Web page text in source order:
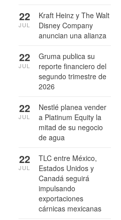
Kraft Heinz y The Walt
Disney Company
anuncian una alianza
22
JUL
Gruma publica su
reporte financiero del
segundo trimestre de
2026
22
JUL
Nestlé planea vender
a Platinum Equity la
mitad de su negocio
de agua
22
JUL
TLC entre México,
Estados Unidos y
Canadá seguirá
impulsando
exportaciones
cárnicas mexicanas
22
JUL